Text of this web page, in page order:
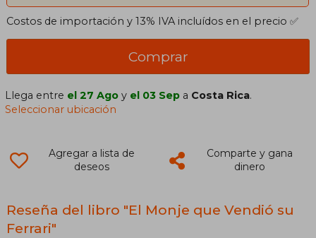
Costos de importación y 13% IVA incluídos en el precio ✅
Comprar
Llega entre el 27 Ago y el 03 Sep a Costa Rica.
Seleccionar ubicación
Agregar a lista de
deseos
Comparte y gana
dinero
Reseña del libro "El Monje que Vendió su
Ferrari"